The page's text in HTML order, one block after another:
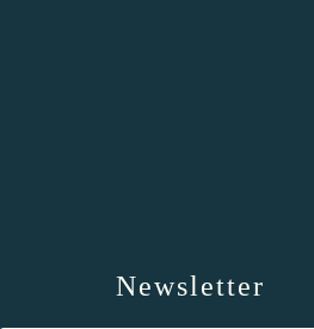
Newsletter